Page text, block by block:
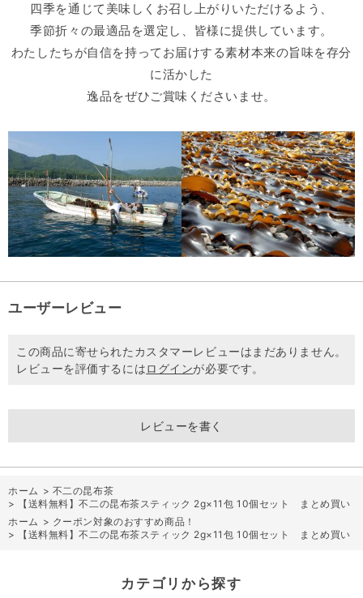
四季を通じて美味しくお召し上がりいただけるよう、
季節折々の最適品を選定し、皆様に提供しています。
わたしたちが自信を持ってお届けする素材本来の旨味を存分
に活かした
逸品をぜひご賞味くださいませ。
ユーザーレビュー
この商品に寄せられたカスタマーレビューはまだありません。
レビューを評価するにはログインが必要です。
レビューを書く
ホーム > 不二の昆布茶
>
【送料無料】不二の昆布茶スティック 2g×11包 10個セット まとめ買い
ホーム > クーポン対象のおすすめ商品！
>
【送料無料】不二の昆布茶スティック 2g×11包 10個セット まとめ買い
カテゴリから探す